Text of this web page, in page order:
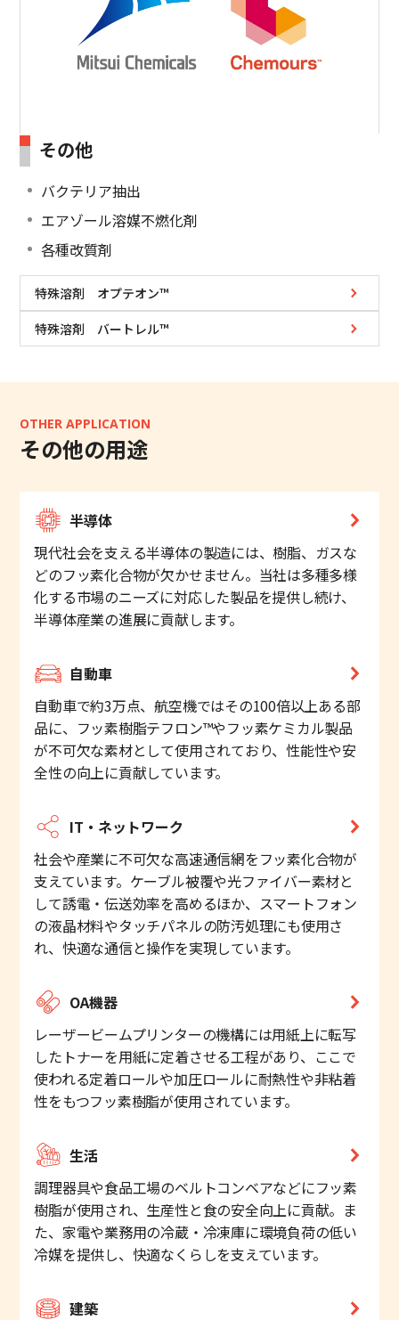
その他
バクテリア抽出
エアゾール溶媒不燃化剤
各種改質剤
特殊溶剤 オプテオン™
特殊溶剤 バートレル™
OTHER APPLICATION
その他の用途
半導体
現代社会を支える半導体の製造には、樹脂、ガスな
どのフッ素化合物が欠かせません。当社は多種多様
化する市場のニーズに対応した製品を提供し続け、
半導体産業の進展に貢献します。
自動車
自動車で約3万点、航空機ではその100倍以上ある部
品に、フッ素樹脂テフロン™やフッ素ケミカル製品
が不可欠な素材として使用されており、性能性や安
全性の向上に貢献しています。
IT・ネットワーク
社会や産業に不可欠な高速通信網をフッ素化合物が
支えています。ケーブル被覆や光ファイバー素材と
して誘電・伝送効率を高めるほか、スマートフォン
の液晶材料やタッチパネルの防汚処理にも使用さ
れ、快適な通信と操作を実現しています。
OA機器
レーザービームプリンターの機構には用紙上に転写
したトナーを用紙に定着させる工程があり、ここで
使われる定着ロールや加圧ロールに耐熱性や非粘着
性をもつフッ素樹脂が使用されています。
生活
調理器具や食品工場のベルトコンベアなどにフッ素
樹脂が使用され、生産性と食の安全向上に貢献。ま
た、家電や業務用の冷蔵・冷凍庫に環境負荷の低い
冷媒を提供し、快適なくらしを支えています。
建築